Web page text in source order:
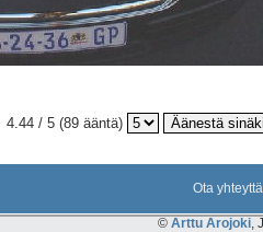
4.44 / 5 (89 ääntä)
Ota
© Arttu Arojoki ,